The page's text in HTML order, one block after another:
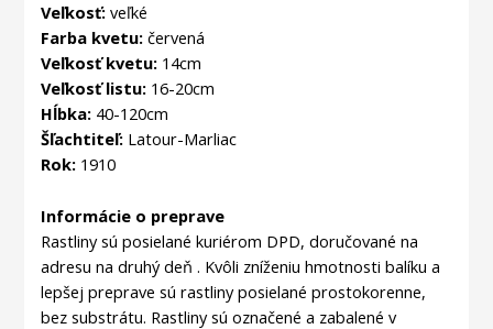
Veľkosť:veľké
Farba kvetu:červená
Veľkosť kvetu: 14cm
Veľkosť listu: 16-20cm
Hĺbka: 40-120cm
Šľachtiteľ: Latour-Marliac
Rok: 1910
Informácie o preprave
Rastliny sú posielané kuriérom DPD, doručované na
adresu na druhý deň . Kvôli zníženiu hmotnosti balíku a
lepšej preprave sú rastliny posielané prostokorenne,
bez substrátu. Rastliny sú označené a zabalené v